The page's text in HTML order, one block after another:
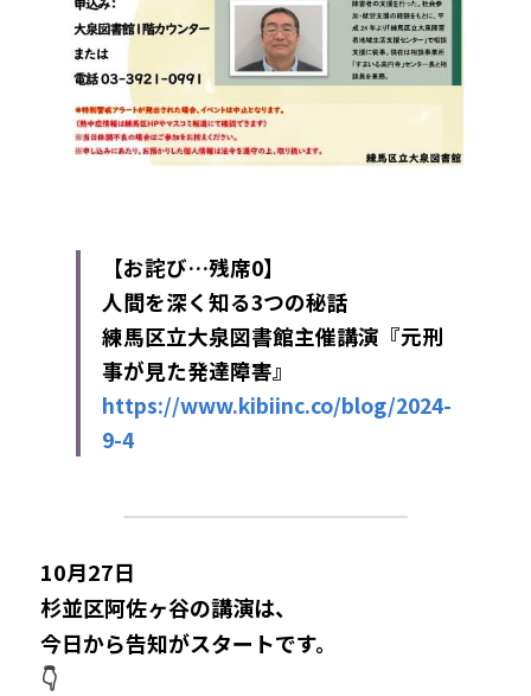
【お詫び…残席0】
人間を深く知る3つの秘話
練馬区立大泉図書館主催講演『元刑
事が見た発達障害』
https://www.kibiinc.co/blog/2024-
9-4
10月27日
杉並区阿佐ヶ谷の講演は、
今日から告知がスタートです。
👇